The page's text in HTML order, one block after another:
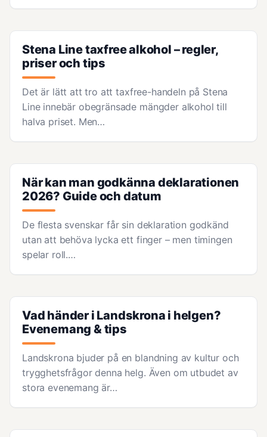
Stena Line taxfree alkohol – regler,
priser och tips
Det är lätt att tro att taxfree-handeln på Stena
Line innebär obegränsade mängder alkohol till
halva priset. Men…
När kan man godkänna deklarationen
2026? Guide och datum
De flesta svenskar får sin deklaration godkänd
utan att behöva lycka ett finger – men timingen
spelar roll.…
Vad händer i Landskrona i helgen?
Evenemang & tips
Landskrona bjuder på en blandning av kultur och
trygghetsfrågor denna helg. Även om utbudet av
stora evenemang är…